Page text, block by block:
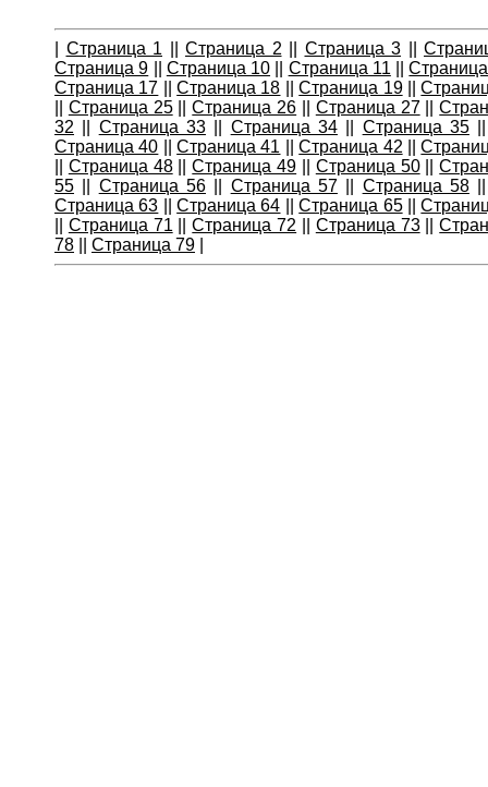
Страница 1 Страница 2 Страница 3
Страница 9
Страница 10 Страница 11 |
Страница 17
|Страница 18 |Страница 19| |
Страница 25| |Страница 26 Страница 27| |
32
Страница 33| Страница 34| Страница 35|
Страница 40
|Страница 41 |Страница 42 |
Страница 48| |Страница 49 Страница 50| |
55
Страница 56| Страница 57| Страница 58|
Страница 63
|Страница 64 |Страница 65| |
Страница 71 |Страница 72 Страница 73| |
78
Страница 79